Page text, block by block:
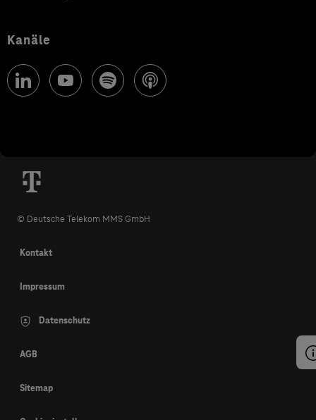
Kanäle
© Deutsche Telekom MMS GmbH
Kontakt
Impressum
Datenschutz
AGB
Sitemap